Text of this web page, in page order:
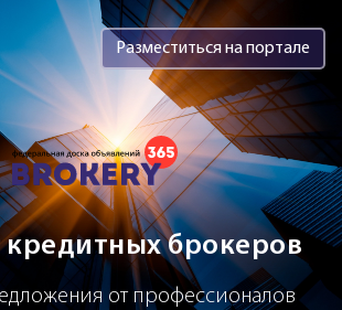
Рейтинг кредитных
Разместиться на портале
кредитных брокеров
от профессионалов